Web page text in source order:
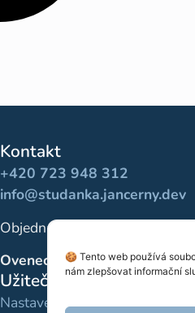
🍪 Tento web používá
nám zlepšovat informační
Kontakt
+420 723 948 312
info@studanka.jancerny.dev
Objednávky pro školy:
Ovenecká 332/38, Praha 7
Užitečné odkazy
Nastavení cookies